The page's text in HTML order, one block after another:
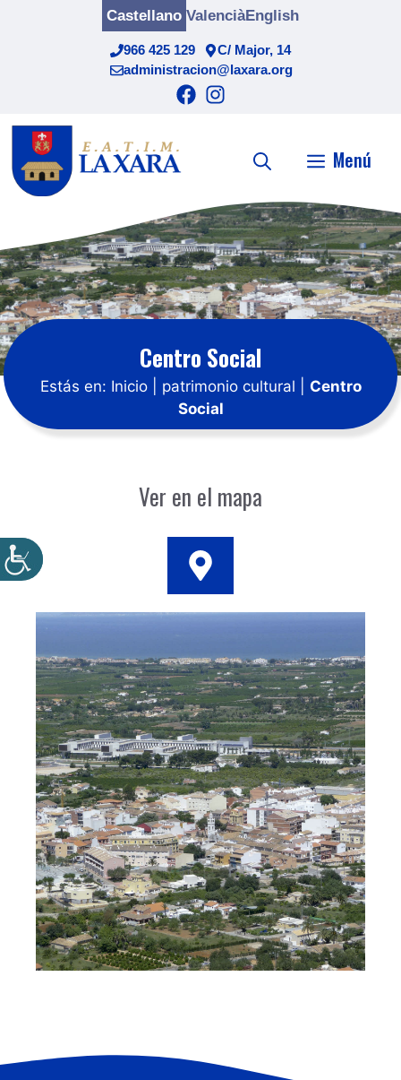
966 425 129
C/ Major, 14
administracion@laxara.org
Castellano ValenciàEnglish
Menú
Centro Social
Estás en: Inicio| patrimonio cultural
Centro
Social
Ver en el mapa